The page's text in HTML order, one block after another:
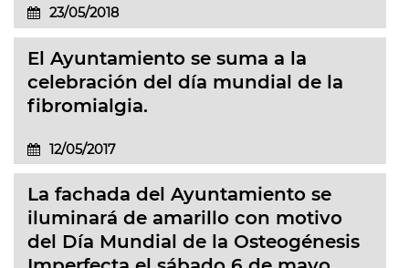
23/05/2018
El Ayuntamiento se suma a la
celebración del día mundial de la
fibromialgia.
12/05/2017
La fachada del Ayuntamiento se
iluminará de amarillo con motivo
del Día Mundial de la Osteogénesis